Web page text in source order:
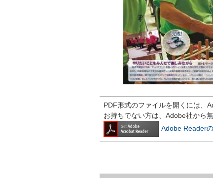
PDF形式のファイルを開くには、
お持ちでない方は、Adobe社から
Adobe Reader